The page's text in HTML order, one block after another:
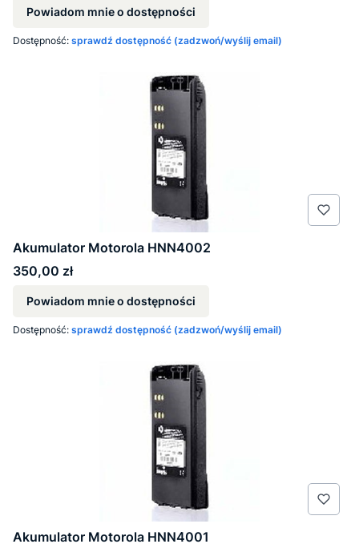
Powiadom mnie o dostępności
Dostępność: sprawdź dostępność (zadzwoń/wyślij email)
Akumulator Motorola HNN4002
Cena
350,00 zł
Powiadom mnie o dostępności
Dostępność: sprawdź dostępność (zadzwoń/wyślij email)
Akumulator Motorola HNN4001